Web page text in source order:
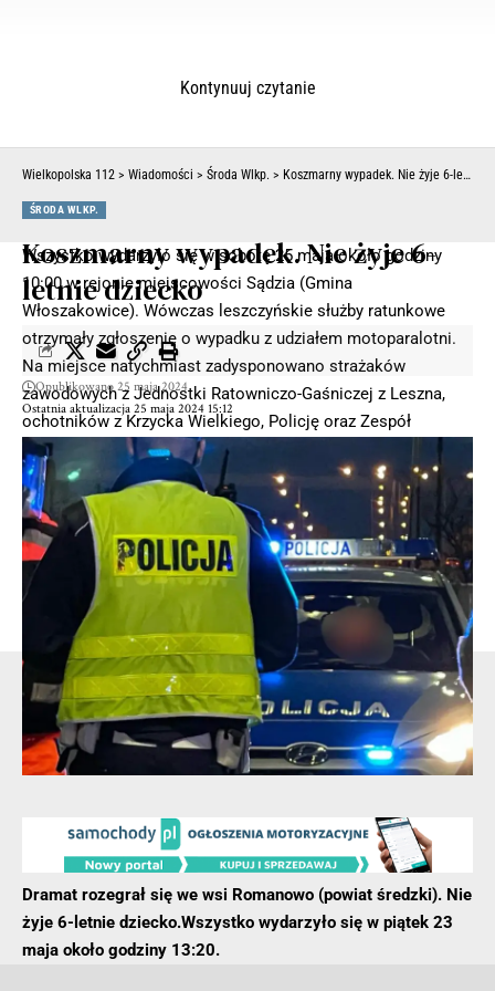
Wszystko wydarzyło się w sobotę 25 maja około godziny
10:00 w rejonie miejscowości Sądzia (Gmina
Włoszakowice). Wówczas leszczyńskie służby ratunkowe
otrzymały zgłoszenie o wypadku z udziałem motoparalotni.
Na miejsce natychmiast zadysponowano strażaków
zawodowych z Jednostki Ratowniczo-Gaśniczej z Leszna,
ochotników z Krzycka Wielkiego, Policję oraz Zespół
Ratownictwa Medycznego.
Na pole uprawne spadł motolotniarz, który brał udział w
zawodach odbywających się na leszczyńskim lotnisku.
Niestety pomimo podjętej próby reanimacyjnej 67-letni
mieszkaniec Województwa Mazowieckiego zmarł na miejscu
wypadku
mówi dla portalu wlkp112.pl Monika Żymełka, z
leszczyńskiej policji
- Reklama -
Kontynuuj czytanie
Wielkopolska 112 > Wiadomości > Środa Wlkp. > Koszmarny wypadek. Nie żyje 6-letnie dziecko
ŚRODA WLKP.
Koszmarny wypadek. Nie żyje 6-
letnie dziecko
Ostatnia aktualizacja 25 maja 2024 15:12
Opublikowano 25 maja 2024
Dramat rozegrał się we wsi Romanowo (powiat średzki). Nie
żyje 6-letnie dziecko.Wszystko wydarzyło się w piątek 23
maja około godziny 13:20.